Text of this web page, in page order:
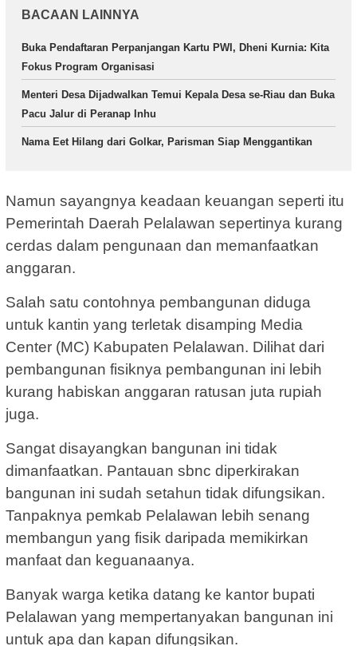
BACAAN LAINNYA
Buka Pendaftaran Perpanjangan Kartu PWI, Dheni Kurnia: Kita
Fokus Program Organisasi
Menteri Desa Dijadwalkan Temui Kepala Desa se-Riau dan Buka
Pacu Jalur di Peranap Inhu
Nama Eet Hilang dari Golkar, Parisman Siap Menggantikan
Namun sayangnya keadaan keuangan seperti itu
Pemerintah Daerah Pelalawan sepertinya kurang
cerdas dalam pengunaan dan memanfaatkan
anggaran.
Salah satu contohnya pembangunan diduga
untuk kantin yang terletak disamping Media
Center (MC) Kabupaten Pelalawan. Dilihat dari
pembangunan fisiknya pembangunan ini lebih
kurang habiskan anggaran ratusan juta rupiah
juga.
Sangat disayangkan bangunan ini tidak
dimanfaatkan. Pantauan sbnc diperkirakan
bangunan ini sudah setahun tidak difungsikan.
Tanpaknya pemkab Pelalawan lebih senang
membangun yang fisik daripada memikirkan
manfaat dan keguanaanya.
Banyak warga ketika datang ke kantor bupati
Pelalawan yang mempertanyakan bangunan ini
untuk apa dan kapan difungsikan.